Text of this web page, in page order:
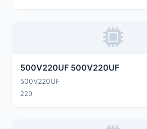
500V220UF 500V220UF
500V220UF
220